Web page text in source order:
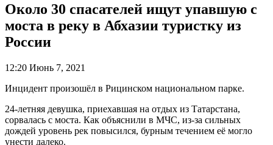
Около 30 спасателей ищут упавшую с
моста в реку в Абхазии туристку из
России
12:20 Июнь 7, 2021
Инцидент произошёл в Рицинском национальном парке.
24-летняя девушка, приехавшая на отдых из Татарстана,
сорвалась с моста. Как объяснили в МЧС, из-за сильных
дождей уровень рек повысился, бурным течением её могло
унести далеко.